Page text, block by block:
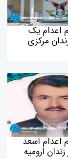
اعدام یک
مرکزی
اعدام اسعد
ارومیه